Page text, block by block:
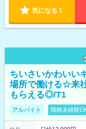
気になる！
ちいさいかわいい
場所で働ける☆来
もらえる◎/T1
アルバイト 職種未経験